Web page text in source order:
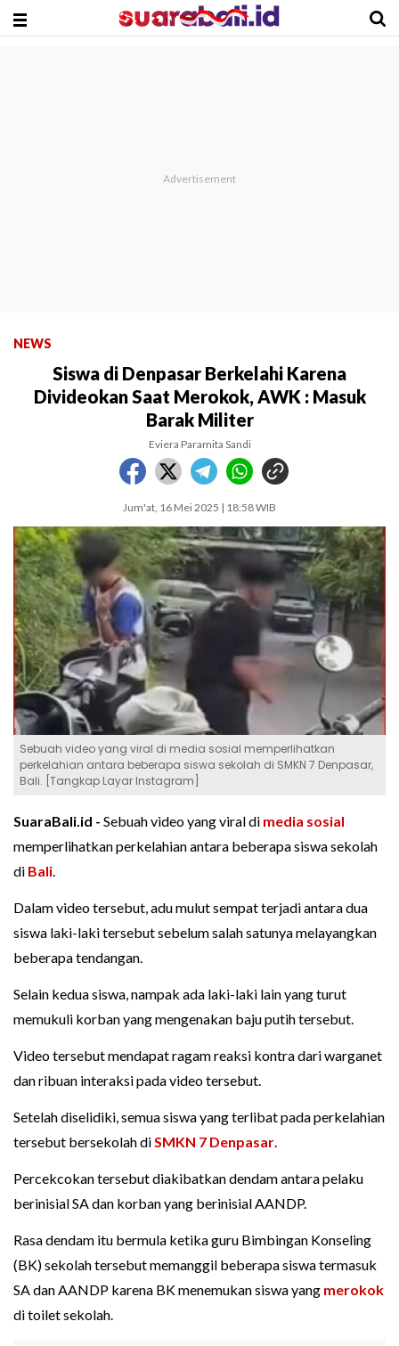
NEWS
Siswa di Denpasar Berkelahi Karena
Divideokan Saat Merokok, AWK : Masuk
Barak Militer
Eviera Paramita Sandi
Jum'at, 16 Mei 2025 | 18:58 WIB
Sebuah video yang viral di media sosial memperlihatkan
perkelahian antara beberapa siswa sekolah di SMKN 7 Denpasar,
Bali. [Tangkap Layar Instagram]
SuaraBali.id - Sebuah video yang viral di media sosial
memperlihatkan perkelahian antara beberapa siswa sekolah
di Bali.
Dalam video tersebut, adu mulut sempat terjadi antara dua
siswa laki-laki tersebut sebelum salah satunya melayangkan
beberapa tendangan.
Selain kedua siswa, nampak ada laki-laki lain yang turut
memukuli korban yang mengenakan baju putih tersebut.
Video tersebut mendapat ragam reaksi kontra dari warganet
dan ribuan interaksi pada video tersebut.
Setelah diselidiki, semua siswa yang terlibat pada perkelahian
tersebut bersekolah diSMKN 7 Denpasar.
Percekcokan tersebut diakibatkan dendam antara pelaku
berinisial SA dan korban yang berinisial AANDP.
Rasa dendam itu bermula ketika guru Bimbingan Konseling
(BK) sekolah tersebut memanggil beberapa siswa termasuk
SA dan AANDP karena BK menemukan siswa yang merokok
di toilet sekolah.